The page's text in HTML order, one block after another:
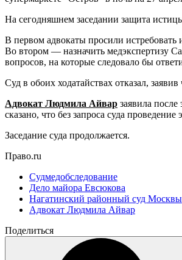
На сегодняшнем заседании защита
В первом адвокаты просили
Во втором — назначить медэкспертизу
вопросов, на которые следовало бы
Суд в обоих ходатайствах отказал,
Адвокат Людмила Айвар заявила
сказано, что без запроса суда
Заседание суда продолжается.
Право.ru
Судмедобследование
Дело майора Евсюкова
Нагатинский районный суд Москвы
Адвокат Людмила Айвар
Поделиться